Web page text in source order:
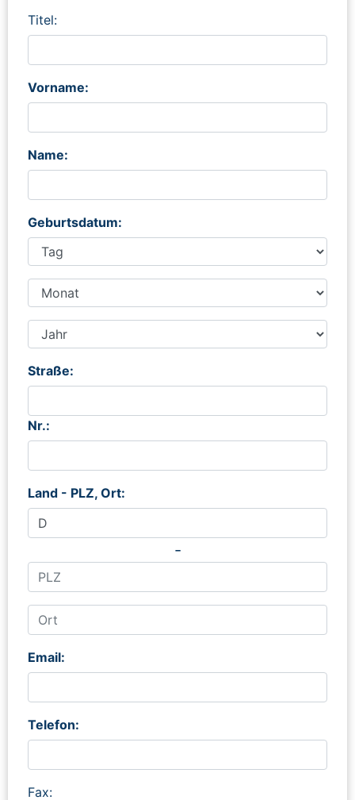
Titel:
Vorname:
Name:
Geburtsdatum:
Straße:
Nr.:
Land - PLZ, Ort:
-
Email:
Telefon:
Fax: